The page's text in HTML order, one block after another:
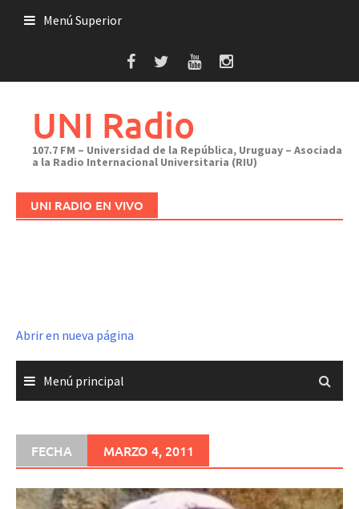
Menú Superior
UNI Radio
107.7 FM – Universidad de la República, Uruguay – Asociada
a la Radio Internacional Universitaria (RIU)
UNI RADIO EN VIVO
Abrir en nueva página
Menú principal
FECHA MARZO 4, 2011